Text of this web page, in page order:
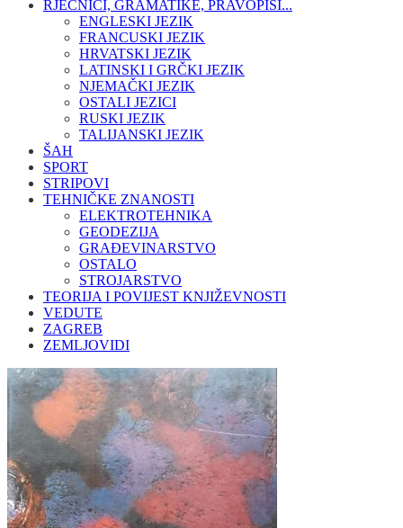
RJEČNICI, GRAMATIKE, PRAVOPISI...
ENGLESKI JEZIK
FRANCUSKI JEZIK
HRVATSKI JEZIK
LATINSKI I GRČKI JEZIK
NJEMAČKI JEZIK
OSTALI JEZICI
RUSKI JEZIK
TALIJANSKI JEZIK
ŠAH
SPORT
STRIPOVI
TEHNIČKE ZNANOSTI
ELEKTROTEHNIKA
GEODEZIJA
GRAĐEVINARSTVO
OSTALO
STROJARSTVO
TEORIJA I POVIJEST KNJIŽEVNOSTI
VEDUTE
ZAGREB
ZEMLJOVIDI